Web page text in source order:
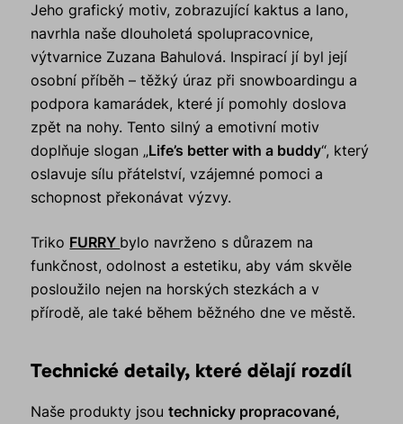
Jeho grafický motiv, zobrazující kaktus a lano,
navrhla naše dlouholetá spolupracovnice,
výtvarnice Zuzana Bahulová. Inspirací jí byl její
osobní příběh – těžký úraz při snowboardingu a
podpora kamarádek, které jí pomohly doslova
zpět na nohy. Tento silný a emotivní motiv
doplňuje slogan „Life’s better with a buddy“, který
oslavuje sílu přátelství, vzájemné pomoci a
schopnost překonávat výzvy.
Triko FURRY bylo navrženo s důrazem na
funkčnost, odolnost a estetiku, aby vám skvěle
posloužilo nejen na horských stezkách a v
přírodě, ale také během běžného dne ve městě.
Technické detaily, které dělají rozdíl
Naše produkty jsoutechnicky propracované,